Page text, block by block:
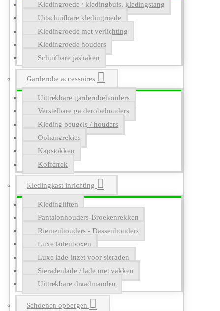
Kledingroede / kledingbuis, kledingstang
Uitschuifbare kledingroede
Kledingroede met verlichting
Kledingroede houders
Schuifbare jashaken
Garderobe accessoires
Uittrekbare garderobehouders
Verstelbare garderobehouders
Kleding beugels / houders
Ophangrekjes
Kapstokken
Kofferrek
Kledingkast inrichting
Kledingliften
Pantalonhouders-Broekenrekken
Riemenhouders - Dassenhouders
Luxe ladenboxen
Luxe lade-inzet voor sieraden
Sieradenlade / lade met vakken
Uittrekbare draadmanden
Schoenen opbergen